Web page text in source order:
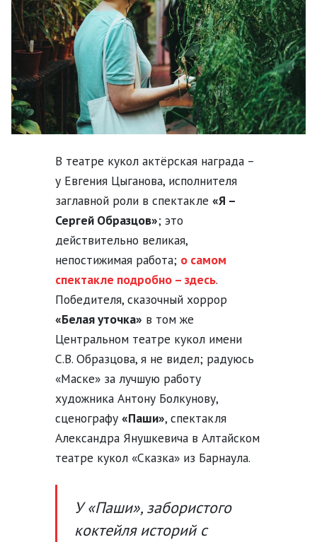
В театре кукол актёрская награда –
у Евгения Цыганова, исполнителя
заглавной роли в спектакле «Я –
Сергей Образцов»; это
действительно великая,
непостижимая работа; о самом
спектакле подробно – здесь.
Победителя, сказочный хоррор
«Белая уточка» в том же
Центральном театре кукол имени
С.В. Образцова, я не видел; радуюсь
«Маске» за лучшую работу
художника Антону Болкунову,
сценографу «Паши», спектакля
Александра Янушкевича в Алтайском
театре кукол «Сказка» из Барнаула.
У «Паши», забористого
коктейля историй с